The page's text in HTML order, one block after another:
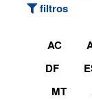
filtros
AC
DF
MT